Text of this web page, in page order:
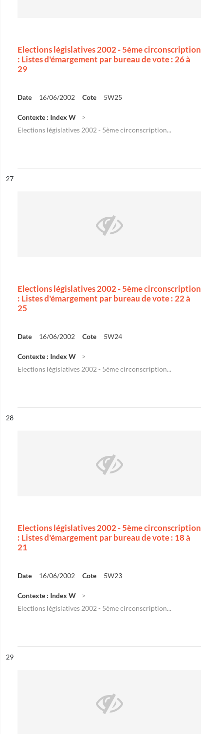
Elections législatives 2002 - 5ème circonscription
: Listes d'émargement par bureau de vote : 26 à
29
Date 16/06/2002 Cote 5W25
Contexte : Index W
Elections législatives 2002 - 5ème circonscription...
n°
27
Elections législatives 2002 - 5ème circonscription
: Listes d'émargement par bureau de vote : 22 à
25
Date 16/06/2002 Cote 5W24
Contexte : Index W
Elections législatives 2002 - 5ème circonscription...
n°
28
Elections législatives 2002 - 5ème circonscription
: Listes d'émargement par bureau de vote : 18 à
21
Date 16/06/2002 Cote 5W23
Contexte : Index W
Elections législatives 2002 - 5ème circonscription...
n°
29